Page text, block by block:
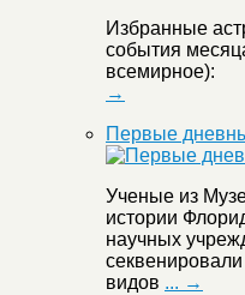
Избранные
события
→
Первые
Ученые из
истории
научных
видов ... →